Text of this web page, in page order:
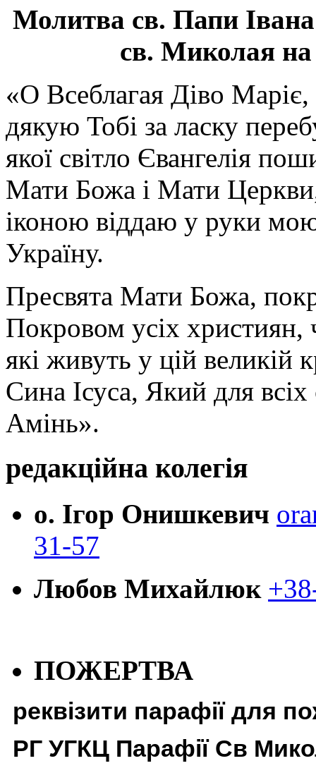
Молитва св. Папи
св. Миколая на
«О Всеблагая Діво
дякую Тобі за ласку
якої світло Євангелія
Мати Божа і Мати
іконою віддаю у руки
Україну.
Пресвята Мати Божа,
Покровом усіх християн,
які живуть у цій великій
Сина Ісуса, Який для
Амінь».
редакційна колегія
о. Ігор Онишкевич
31-57
Любов Михайлюк
ПОЖЕРТВА
реквізити парафії для
РГ УГКЦ Парафії Св